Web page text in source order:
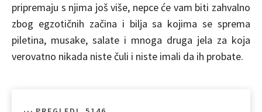
pripremaju s njima još više, nepce će vam biti zahvalno
zbog egzotičnih začina i bilja sa kojima se sprema
piletina, musake, salate i mnoga druga jela za koja
verovatno nikada niste čuli i niste imali da ih probate.